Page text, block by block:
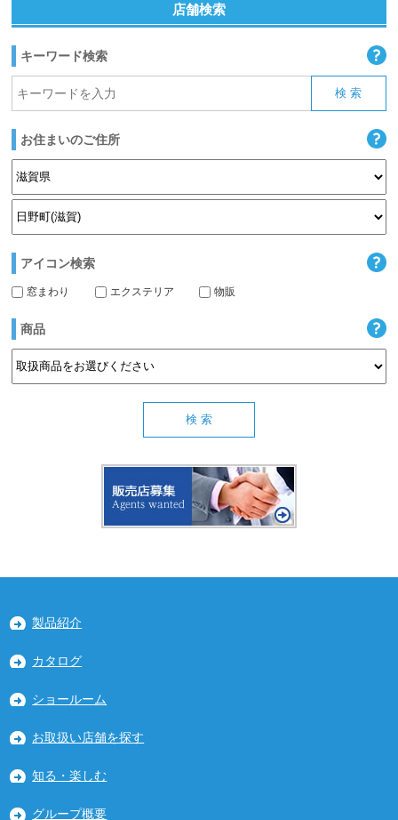
店舗検索
キーワード検索
お住まいのご住所
アイコン検索
窓まわり エクステリア 物販
商品
製品紹介
カタログ
ショールーム
お取扱い店舗を探す
知る・楽しむ
グループ概要